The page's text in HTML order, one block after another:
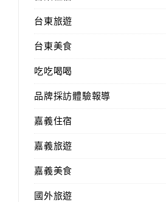
台東旅遊
台東美食
吃吃喝喝
品牌採訪體驗報導
嘉義住宿
嘉義旅遊
嘉義美食
國外旅遊